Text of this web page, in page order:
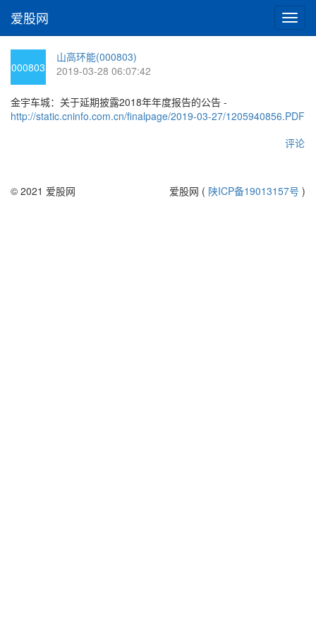
切
换
爱股网
000803
山高环能(000803)
2019-03-28 06:07:42
金宇车城：关于延期披露2018年年度报告的公告 -
http://static.cninfo.com.cn/finalpage/2019-03-27/1205940856.PDF
评论
© 2021 爱股网 爱股网 ( 陕ICP备19013157号 )